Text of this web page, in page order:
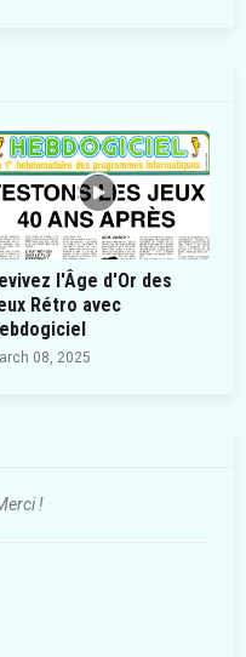
l'Âge d'Or des
Rétro avec
08, 2025
!